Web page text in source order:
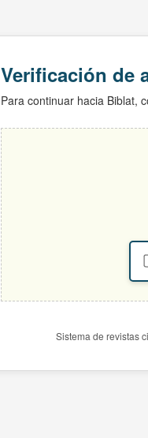
Verificación de
Para continuar hacia Biblat,
Sistema de revistas